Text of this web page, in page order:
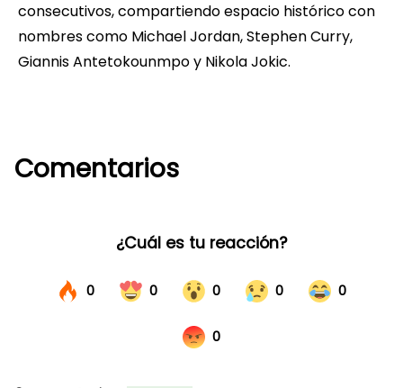
consecutivos, compartiendo espacio histórico con
nombres como Michael Jordan, Stephen Curry,
Giannis Antetokounmpo y Nikola Jokic.
Comentarios